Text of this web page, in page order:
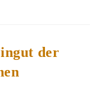
der